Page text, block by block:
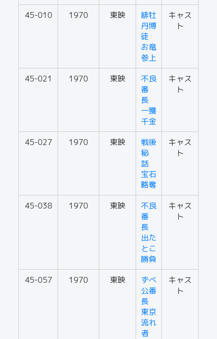
45-010 1970 東映
緋牡
丹博
徒
お竜
参上
キャス
ト
45-021 1970 東映
不良
番
長
一獲
千金
キャス
ト
45-027 1970 東映
戦後
秘
話
宝石
略奪
キャス
ト
45-038 1970 東映
不良
番
長
出た
とこ
勝負
キャス
ト
45-057 1970 東映
ずべ
公番
長
東京
流れ
者
キャス
ト